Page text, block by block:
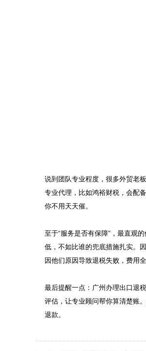
说到团队专业程度，很多外贸老
专业代理，比如鸿裕财税，会配
你不用天天催。
至于“服务是否有保障”，最直观
低，不如比谁的兜底措施扎实。
因他们原因导致退税失败，费用
最后提醒一点：广州办理出口退
评估，让专业顾问帮你算清楚账